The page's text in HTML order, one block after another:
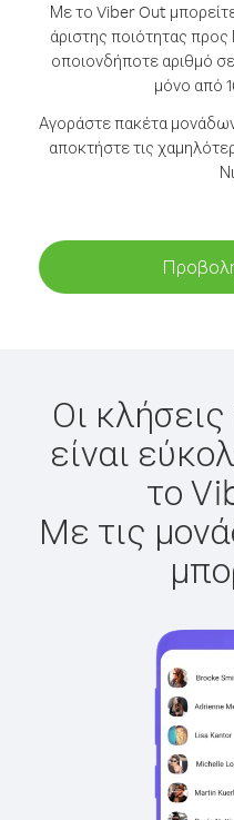
Με το Viber Out
άριστης ποιότητας προς
οποιονδήποτε αριθμό
μόνο από
Αγοράστε πακέτα
αποκτήστε τις
Οι
είναι
το
Με τις